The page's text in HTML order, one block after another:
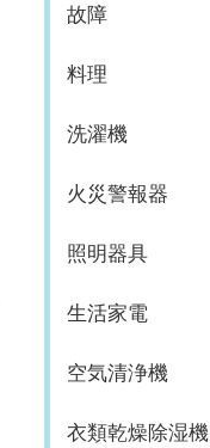
故障
料理
洗濯機
火災警報器
照明器具
生活家電
空気清浄機
衣類乾燥除湿機